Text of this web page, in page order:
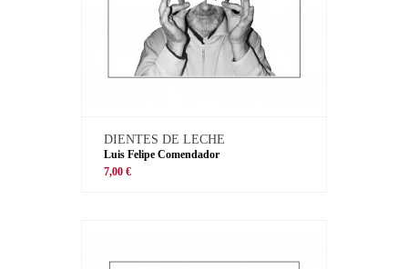
DIENTES DE LECHE
Luis Felipe Comendador
7,00 €